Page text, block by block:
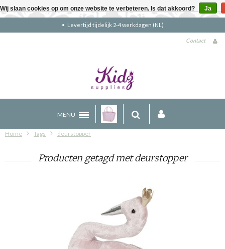
Levertijd tijdelijk 2-4 werkdagen (NL)
Contact
MENU
Home Tags deurstopper
Producten getagd met deurstopper
Wij slaan cookies op om onze website te verbeteren. Is dat akkoord? Ja